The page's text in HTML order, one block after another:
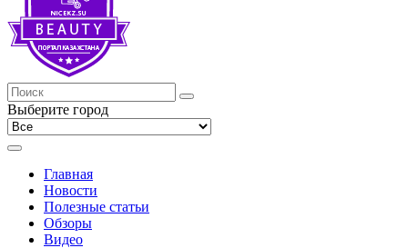
Выберите город
Главная
Новости
Полезные статьи
Обзоры
Видео